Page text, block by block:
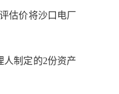
估价将沙口电厂
人制定的2份资产